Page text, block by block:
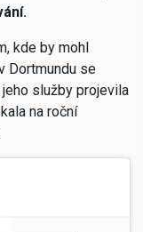
kde by mohl
Dortmundu se
služby projevila
na roční